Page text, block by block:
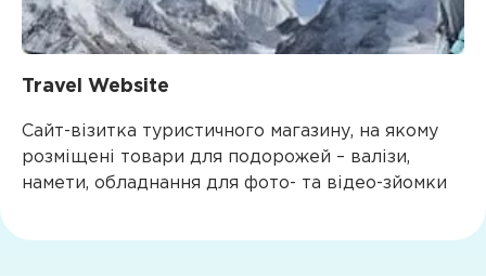
Travel Website
Сайт-візитка туристичного магазину, на якому
розміщені товари для подорожей – валізи,
намети, обладнання для фото- та відео-зйомки